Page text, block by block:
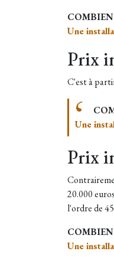
Une
Prix
C'est à
Une
Prix
20.000
l'ordre de
Une